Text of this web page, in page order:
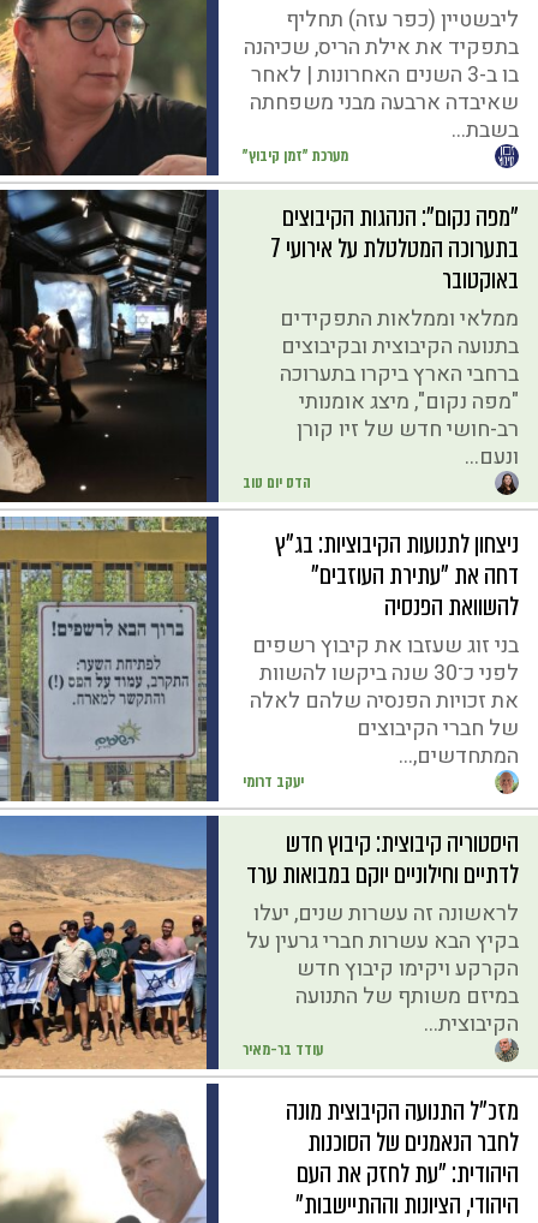
מערכת "זמן קיבוץ"
ליבשטיין (כפר עזה) תחליף
בתפקיד את אילת הריס, שכיהנה
בו ב-3 השנים האחרונות | לאחר
שאיבדה ארבעה מבני משפחתה
בשבת...
הדס יום טוב
"מפה נקום": הנהגות הקיבוצים
בתערוכה המטלטלת על אירועי 7
באוקטובר
ממלאי וממלאות התפקידים
בתנועה הקיבוצית ובקיבוצים
ברחבי הארץ ביקרו בתערוכה
"מפה נקום", מיצג אומנותי
רב-חושי חדש של זיו קורן
ונעם...
יעקב דרומי
ניצחון לתנועות הקיבוציות: בג"ץ
דחה את "עתירת העוזבים"
להשוואת הפנסיה
בני זוג שעזבו את קיבוץ רשפים
לפני כ־30 שנה ביקשו להשוות
את זכויות הפנסיה שלהם לאלה
של חברי הקיבוצים
המתחדשים,...
עודד בר-מאיר
היסטוריה קיבוצית: קיבוץ חדש
לדתיים וחילוניים יוקם במבואות ערד
לראשונה זה עשרות שנים, יעלו
בקיץ הבא עשרות חברי גרעין על
הקרקע ויקימו קיבוץ חדש
במיזם משותף של התנועה
הקיבוצית...
מזכ״ל התנועה הקיבוצית מונה
לחבר הנאמנים של הסוכנות
היהודית: ״עת לחזק את העם
היהודי, הציונות וההתיישבות״